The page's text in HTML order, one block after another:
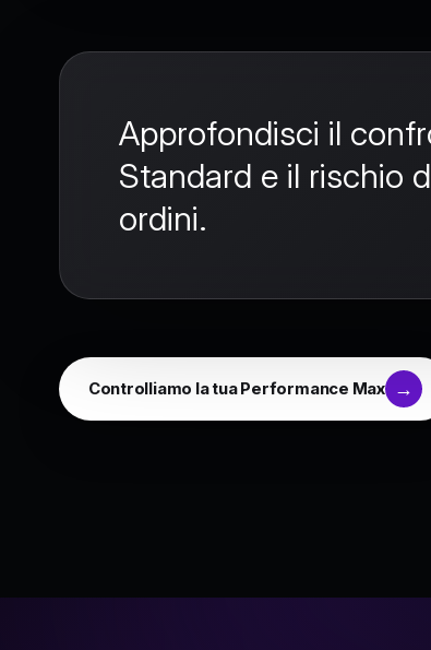
Approfondisci il
Standard e il rischio
ordini.
Controlliamo la tua Performance Max